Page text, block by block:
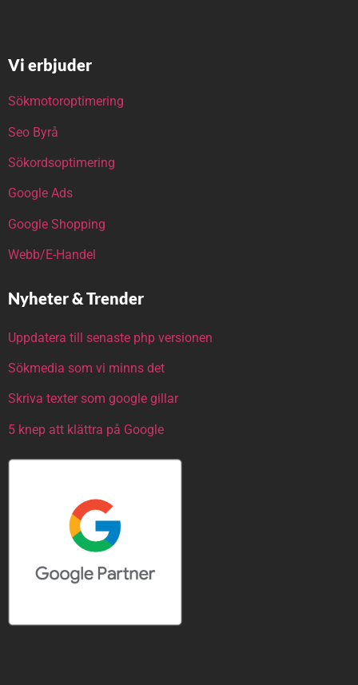
Vi erbjuder
Sökmotoroptimering
Seo Byrå
Sökordsoptimering
Google Ads
Google Shopping
Webb/E-Handel
Nyheter & Trender
Uppdatera till senaste php versionen
Sökmedia som vi minns det
Skriva texter som google gillar
5 knep att klättra på Google